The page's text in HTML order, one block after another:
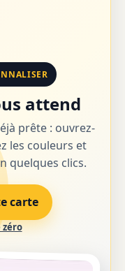
attend
prête : ouvrez-
les couleurs et
quelques clics.
carte
zéro